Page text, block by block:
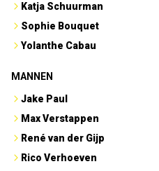
Katja Schuurman
Sophie Bouquet
Yolanthe Cabau
MANNEN
Jake Paul
Max Verstappen
René van der Gijp
Rico Verhoeven